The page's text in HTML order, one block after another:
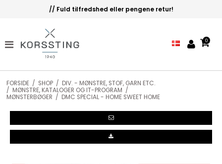
Let's Stitch @.. korssting - 4. generation!
0
FORSIDE / SHOP / DIV. - MØNSTRE, STOF, GARN ETC.
/ MØNSTRE, KATALOGER OG IT-PROGRAM /
MØNSTERBØGER / DMC SPECIAL - HOME SWEET HOME